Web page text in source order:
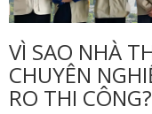
VÌ SAO NHÀ
CHUYÊN
RO THI CÔNG?